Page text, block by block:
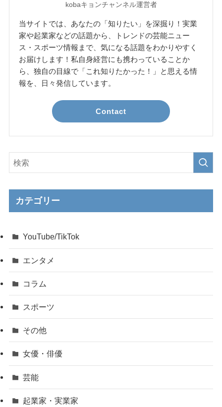
kobaキョンチャンネル運営者
当サイトでは、あなたの「知りたい」を深掘り！実業
家や起業家などの話題から、トレンドの芸能ニュー
ス・スポーツ情報まで、気になる話題をわかりやすく
お届けします！私自身経営にも携わっていることか
ら、独自の目線で「これ知りたかった！」と思える情
報を、日々発信しています。
Contact
カテゴリー
YouTube/TikTok
エンタメ
コラム
スポーツ
その他
女優・俳優
芸能
起業家・実業家